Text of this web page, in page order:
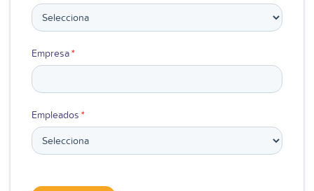
Empresa*
Empleados *